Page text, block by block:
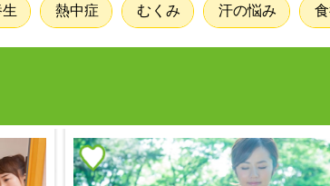
熱中症 むくみ 汗の悩み